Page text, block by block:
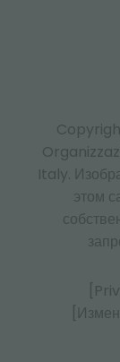
Italy.
этом